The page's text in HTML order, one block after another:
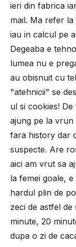
ieri din fabrica
mail. Ma refer
iau in calcul pe
Degeaba e
lumea nu e
au obisnuit cu
"atehnicii" se
ul si cookies!
ajung pe la
fara history dar
suspecte. Are
aici am vrut sa
la femei goale,
hardul plin de
zeci de astfel
minute, 20
dupa o zi de